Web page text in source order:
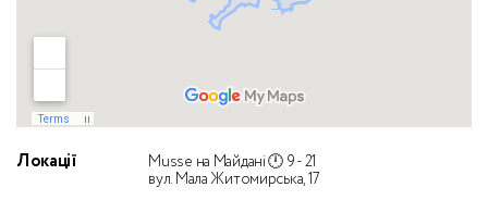
Локації
Musse на Майдані 🕛 9 - 21
вул. Мала Житомирська, 17